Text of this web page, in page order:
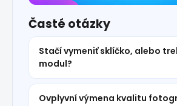
Časté otázky
Stačí vymeniť sklíčko, alebo
modul?
Ovplyvní výmena kvalitu